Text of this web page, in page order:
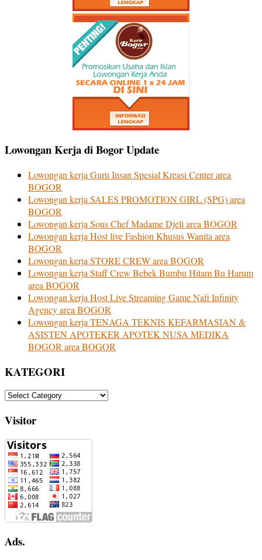
Lowongan Kerja di Bogor Update
Lowongan kerja Guru Insan Spesial Kreasi Center area
BOGOR
Lowongan kerja SALES PROMOTION GIRL (SPG) area
BOGOR
Lowongan kerja Sous Chef Madame Djeli area BOGOR
Lowongan kerja Host live Fashion Khusus Wanita area
BOGOR
Lowongan kerja STORE CREW area BOGOR
Lowongan kerja Staff Crew Bebek Bumbu Hitam Bu Harum
area BOGOR
Lowongan kerja Host Live Streaming Game Nafi Infinity
Agency area BOGOR
Lowongan kerja TENAGA TEKNIS KEFARMASIAN &
ASISTEN APOTEKER APOTEK NUSA MEDIKA
BOGOR area BOGOR
KATEGORI
KATEGORI
Visitor
Ads.